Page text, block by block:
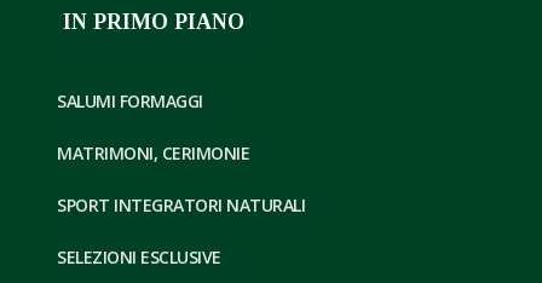
IN PRIMO PIANO
SALUMI FORMAGGI
MATRIMONI, CERIMONIE
SPORT INTEGRATORI NATURALI
SELEZIONI ESCLUSIVE